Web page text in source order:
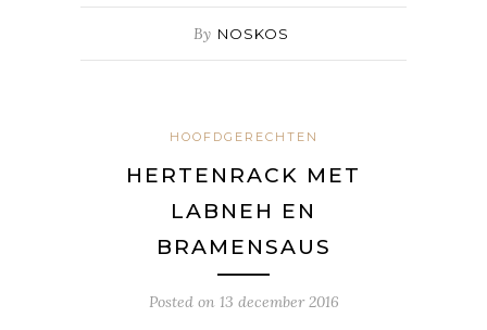
By NOSKOS
HOOFDGERECHTEN
HERTENRACK MET
LABNEH EN
BRAMENSAUS
Posted on 13 december 2016